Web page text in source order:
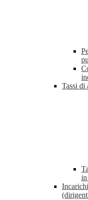
Tassi di
in